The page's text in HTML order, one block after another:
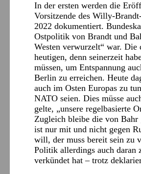
In der ersten werden die
Vorsitzende des Willy-
2022 dokumentiert.
Ostpolitik von Brandt und
Westen verwurzelt“ war. Die
heutigen, denn seinerzeit
müssen, um Entspannung
Berlin zu erreichen. Heute
auch im Osten Europas zu
NATO seien. Dies müsse
gelte, „unsere regelbasierte
Zugleich bleibe die von
ist nur mit und nicht gegen
will, der muss bereit sein zu
Politik allerdings auch daran
verkündet hat – trotz